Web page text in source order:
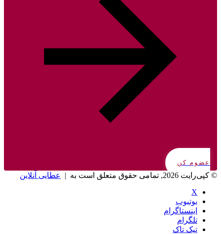
عضوم کن
© کپی‌رایت 2026, تمامی حقوق متعلق است به |
عطایی آنلاین
X
یوتیوب
اینستاگرام
تلگرام
تیک تاک